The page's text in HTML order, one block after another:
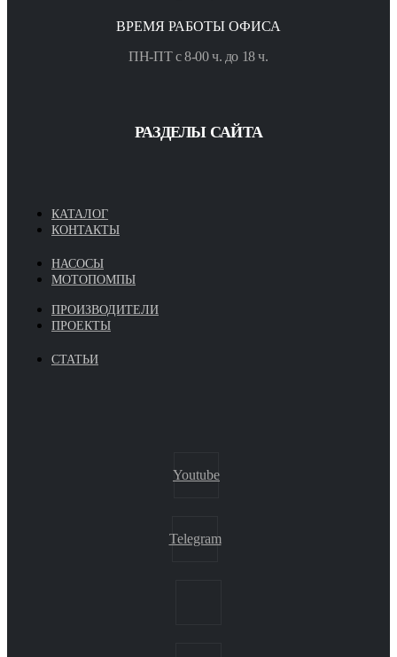
ВРЕМЯ РАБОТЫ ОФИСА
ПН-ПТ с 8-00 ч. до 18 ч.
РАЗДЕЛЫ САЙТА
КАТАЛОГ
КОНТАКТЫ
НАСОСЫ
МОТОПОМПЫ
ПРОИЗВОДИТЕЛИ
ПРОЕКТЫ
СТАТЬИ
Youtube
Telegram